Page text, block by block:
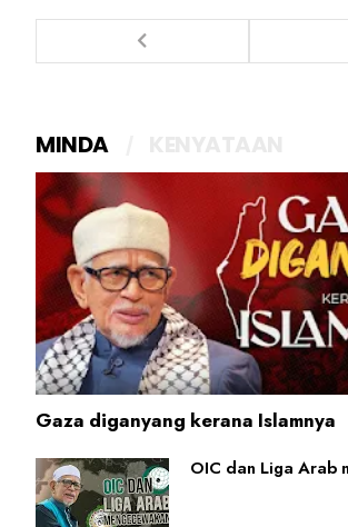
MINDA
Gaza diganyang kerana Islamnya
OIC dan Liga Arab